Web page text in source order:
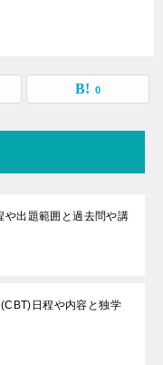
0
や出題範囲と過去問や講
日程や内容と独学